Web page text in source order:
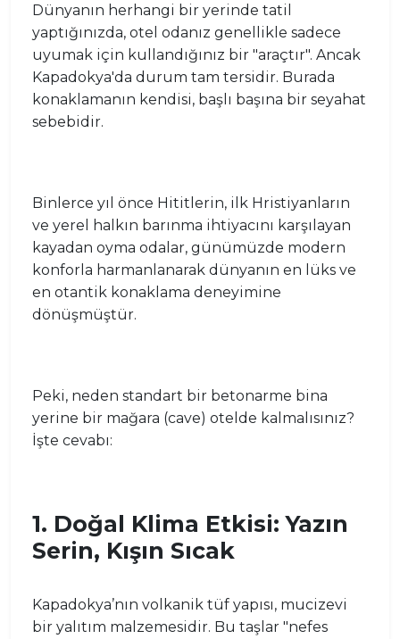
Dünyanın herhangi bir yerinde tatil
yaptığınızda, otel odanız genellikle sadece
uyumak için kullandığınız bir "araçtır". Ancak
Kapadokya'da durum tam tersidir. Burada
konaklamanın kendisi, başlı başına bir seyahat
sebebidir.
Binlerce yıl önce Hititlerin, ilk Hristiyanların
ve yerel halkın barınma ihtiyacını karşılayan
kayadan oyma odalar, günümüzde modern
konforla harmanlanarak dünyanın en lüks ve
en otantik konaklama deneyimine
dönüşmüştür.
Peki, neden standart bir betonarme bina
yerine bir mağara (cave) otelde kalmalısınız?
İşte cevabı:
1. Doğal Klima Etkisi: Yazın
Serin, Kışın Sıcak
Kapadokya’nın volkanik tüf yapısı, mucizevi
bir yalıtım malzemesidir. Bu taşlar "nefes